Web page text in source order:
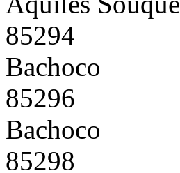
85294
Bachoco
85296
Bachoco
85298